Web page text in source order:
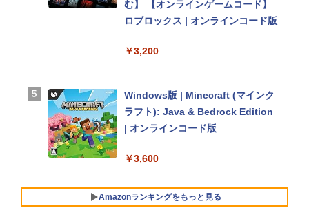
ouch ID - ミッドナイト
パソコン 15-fd 15.6インチ 16GB
メモリ 512GB SSD インテル Core
5
￥129,800
む】 【オンラインゲームコード】
ロブロックス | オンラインコード版
￥3,200
Windows版 | Minecraft (マインク
ラフト): Java & Bedrock Edition
| オンラインコード版
￥3,600
Amazonランキングをもっと見る